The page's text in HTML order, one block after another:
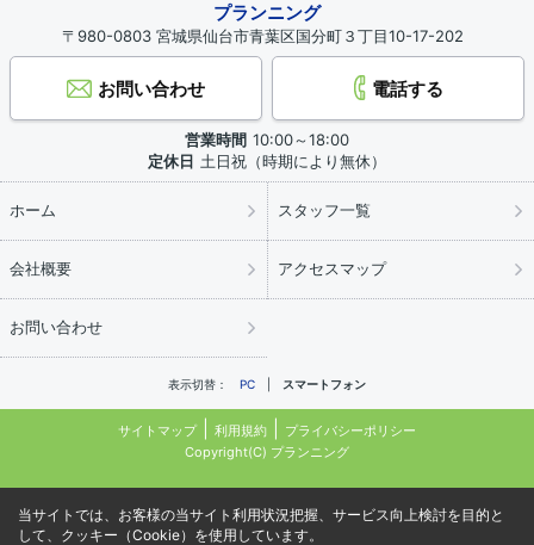
プランニング
〒980-0803 宮城県仙台市青葉区国分町３丁目10-17-202
お問い合わせ 電話する
営業時間 10:00～18:00
定休日 土日祝（時期により無休）
ホーム スタッフ一覧
会社概要 アクセスマップ
お問い合わせ
表示切替： PC スマートフォン
サイトマップ 利用規約
プライバシーポリシー
Copyright(C) プランニング
当サイトでは、お客様の当サイト利用状況把握、サービス向上検討を目的と
して、クッキー（Cookie）を使用しています。